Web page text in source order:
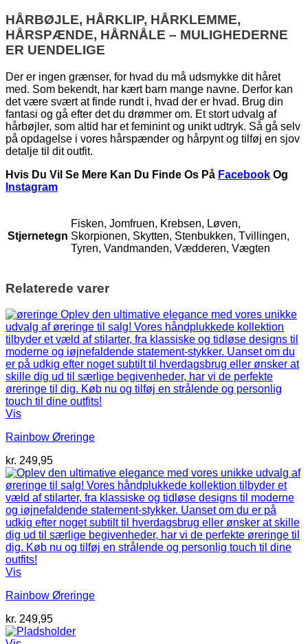
HÅRBØJLE, HÅRKLIP, HÅRKLEMME,
HÅRSPÆNDE, HÅRNÅLE – MULIGHEDERNE
ER UENDELIGE
Der er ingen grænser, for hvad du må udsmykke dit håret
med. Som bekendt, har kært barn mange navne. Derfor kan
det være svært at finde rundt i, hvad der er hvad. Brug din
fantasi og gå efter det du drømmer om. Et stort udvalg af
hårbøjler, som altid har et feminint og unikt udtryk. Så gå selv
på opdagelse i vores hårspænder og hårpynt og tilføj en sjov
detalje til dit outfit.
Hvis Du Vil Se Mere Kan Du Finde Os På Facebook Og
Instagram
Stjernetegn
Fisken, Jomfruen, Krebsen, Løven,
Skorpionen, Skytten, Stenbukken, Tvillingen,
Tyren, Vandmanden, Vædderen, Vægten
Relaterede varer
Vis
Rainbow Øreringe
kr. 249,95
Vis
Rainbow Øreringe
kr. 249,95